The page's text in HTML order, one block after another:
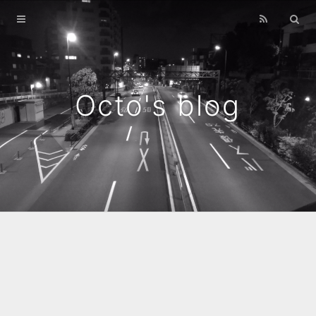
Octo's blog
Home
Archives